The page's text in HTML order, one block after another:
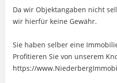
Da wir Objektangaben nicht
wir hierfür keine Gewähr.
Sie haben selber eine
Profitieren Sie von unserem
https://